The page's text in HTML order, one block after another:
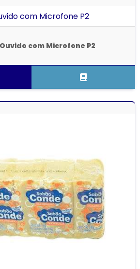
com Microfone P2